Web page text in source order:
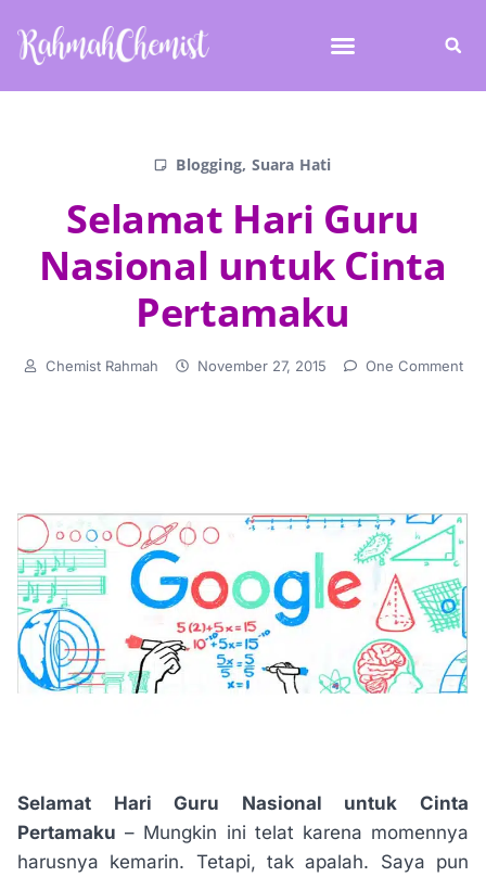
Blogging, Suara Hati
Selamat Hari Guru
Nasional untuk Cinta
Pertamaku
Chemist Rahmah November 27, 2015 One Comment
Selamat Hari Guru Nasional untuk Cinta
Pertamaku – Mungkin ini telat karena momennya
harusnya kemarin. Tetapi, tak apalah. Saya pun